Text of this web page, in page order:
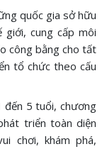
quốc gia sở hữu
cung cấp môi
công bằng cho tất
tổ chức theo cấu
đến 5 tuổi, chương
triển toàn diện
chơi, khám phá,